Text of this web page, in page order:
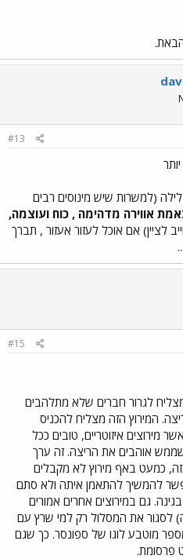
#13
(למשרות שיש מינוסים רבים
אווירה מדהימה , כוח ועוצמה,
לציין) אם אוכל לעזור אעזור , תברך
#15
מצליח לגרור חברים שלא מתלהבים
המירוץ הזה מצליח להכניס
מירוצים איזוטריים, טובים ככל
אוהבים את הריצה. זה ערך
כמעט באף מירוץ לא מקבלים
להמשיך להתאמן איתה ולא סתם
גם במירוצים אחרים אמורים
לסגור את המסלול רק למי שרץ עם
מוטבע לוגו של ספונסר. כך שגם
פרסומת.